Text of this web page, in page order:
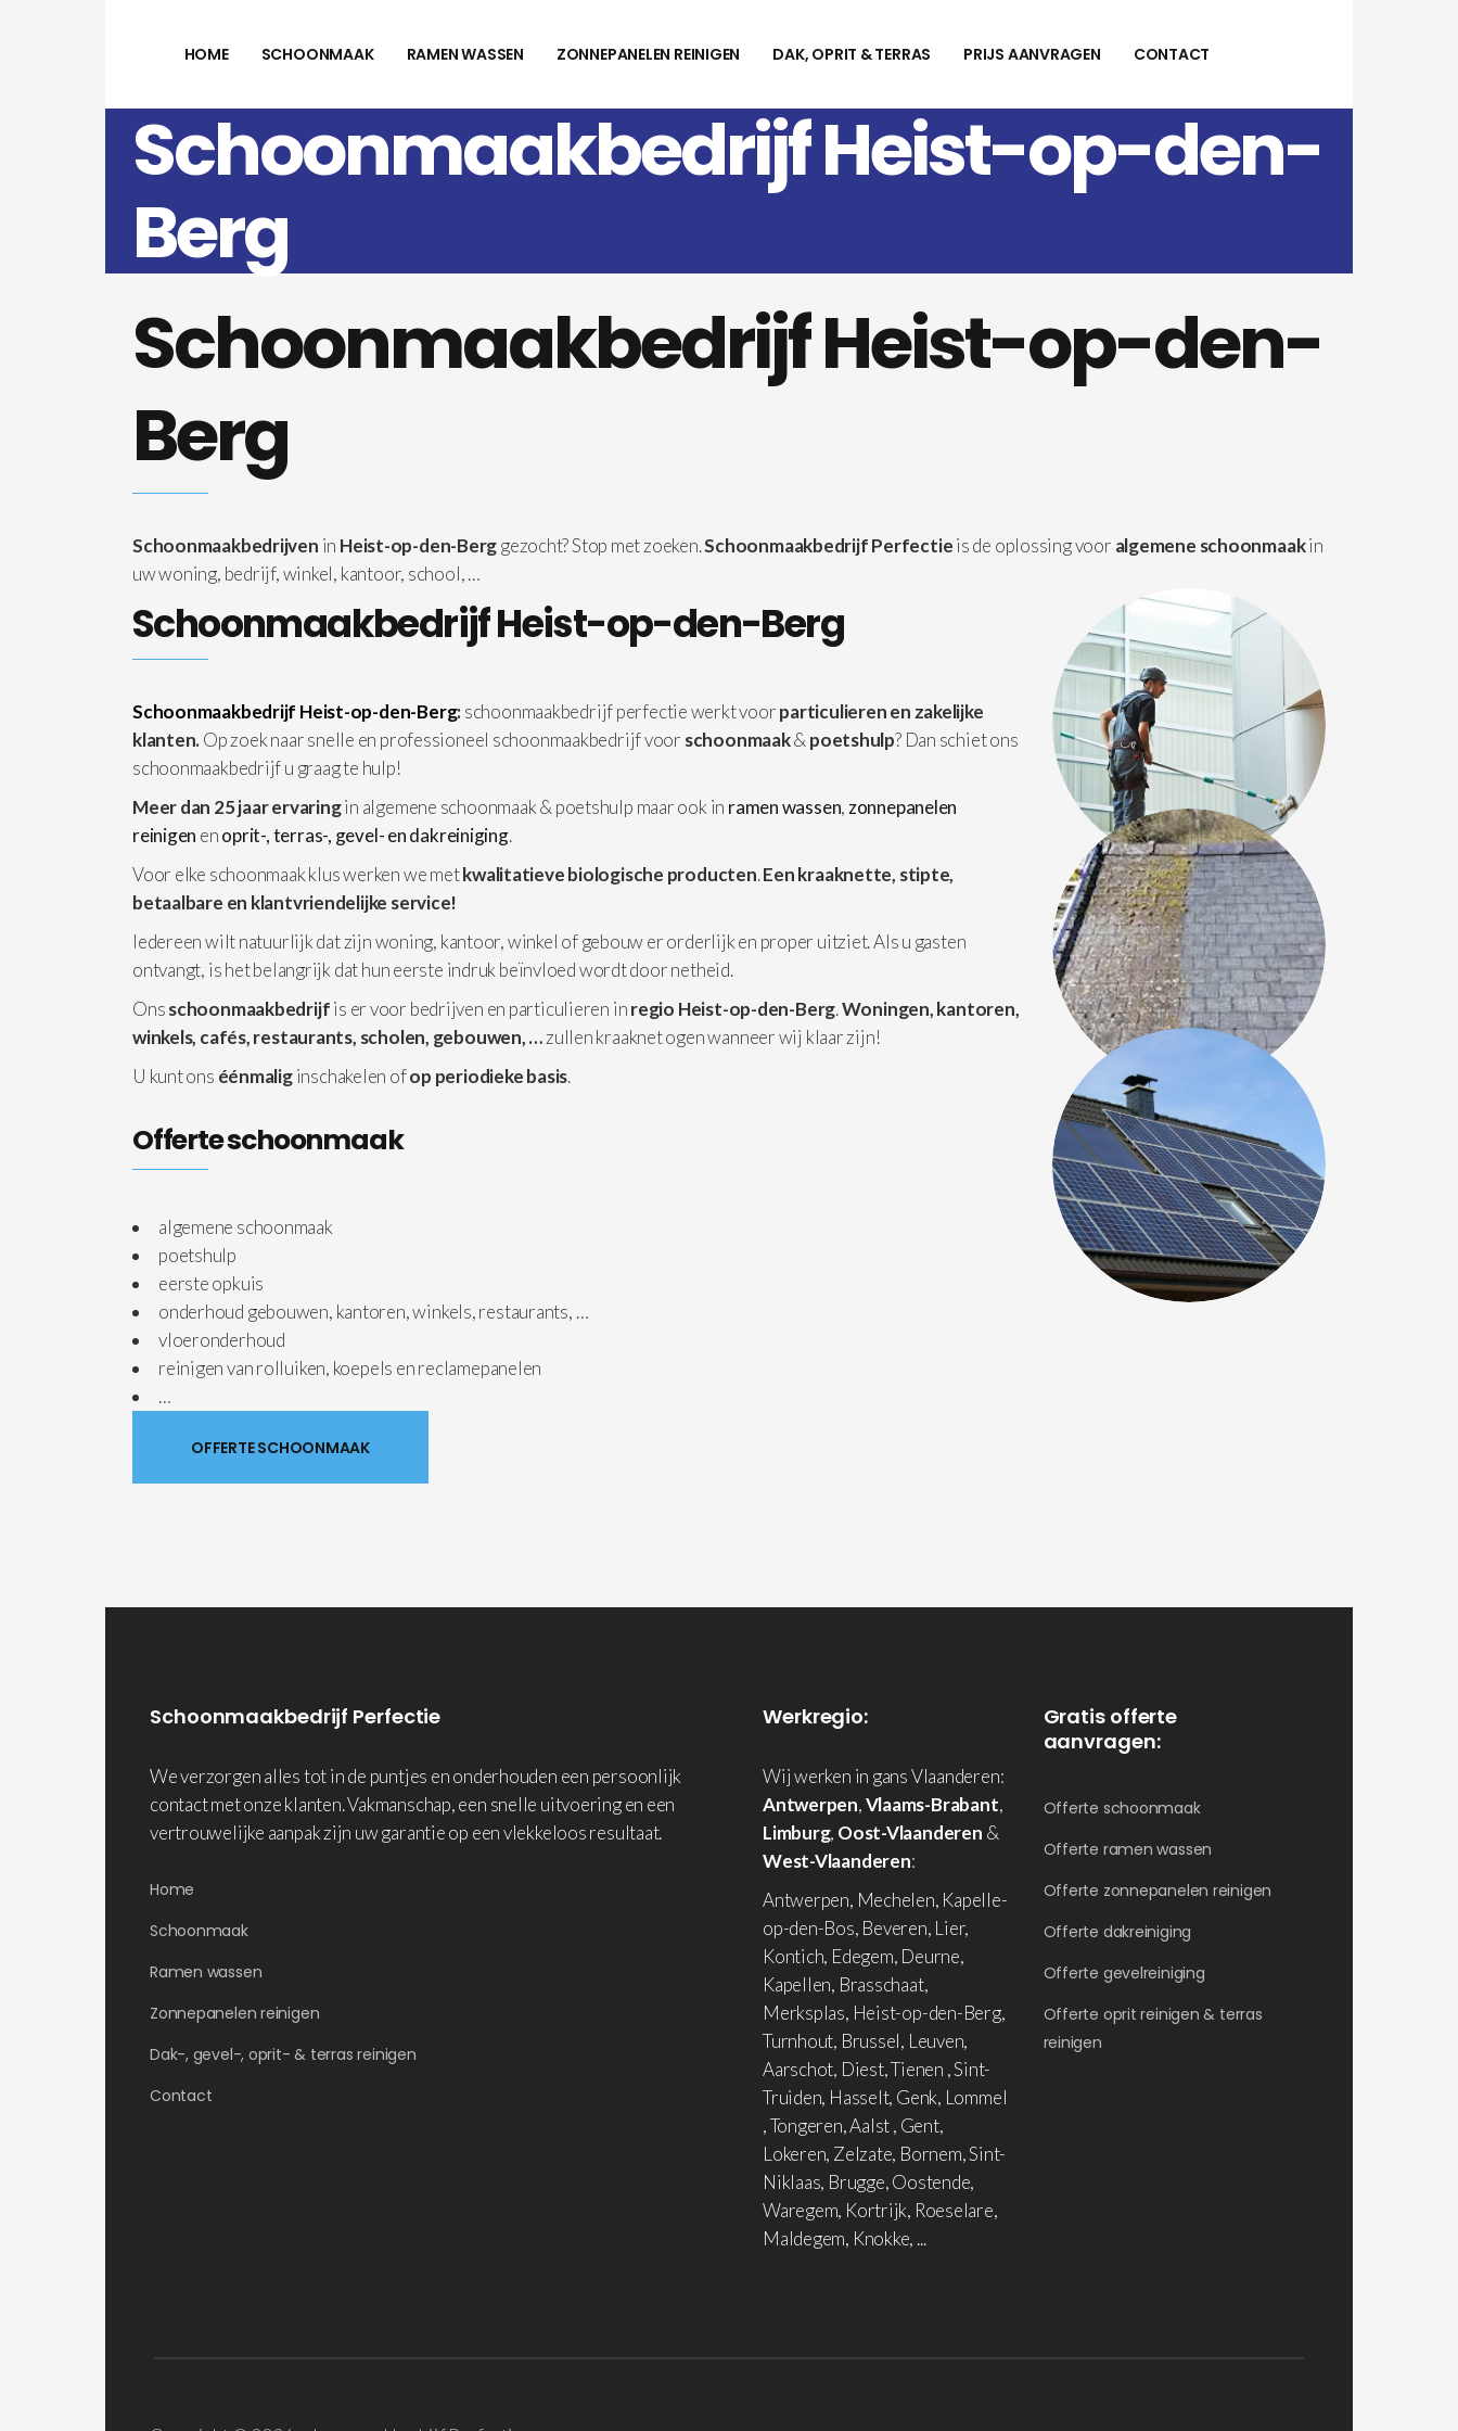
HOME SCHOONMAAK RAMEN WASSEN ZONNEPANELEN REINIGEN DAK, OPRIT & TERRAS PRIJS AANVRAGEN CONTACT
Schoonmaakbedrijf Heist-op-den-
Berg
Schoonmaakbedrijf Heist-op-den-
Berg
Schoonmaakbedrijven in Heist-op-den-Berggezocht? Stop met zoeken.Schoonmaakbedrijf Perfectieis de oplossing voor algemene schoonmaakin
uw woning, bedrijf, winkel, kantoor, school, …
Schoonmaakbedrijf Heist-op-den-Berg
Schoonmaakbedrijf Heist-op-den-Berg:schoonmaakbedrijf perfectie werkt voorparticulieren en zakelijke
klanten.Op zoek naar snelle en professioneel schoonmaakbedrijf voor schoonmaak& poetshulp? Dan schiet ons
schoonmaakbedrijf u graag te hulp!
Meer dan 25 jaar ervaringin algemene schoonmaak & poetshulp maar ook in ramen wassen, zonnepanelen
reinigen enoprit-, terras-, gevel- en dakreiniging.
Voor elke schoonmaak klus werken we metkwalitatieve biologische producten.Een kraaknette, stipte,
betaalbare en klantvriendelijke service!
Iedereen wilt natuurlijk dat zijn woning, kantoor, winkel of gebouw er orderlijk en proper uitziet. Als u gasten
ontvangt, is het belangrijk dat hun eerste indruk beïnvloed wordt door netheid.
Onsschoonmaakbedrijfis er voor bedrijven en particulieren inregio Heist-op-den-Berg.Woningen,kantoren,
winkels, cafés, restaurants, scholen, gebouwen, …zullen kraaknet ogen wanneer wij klaar zijn!
U kunt ons éénmaliginschakelen ofop periodieke basis.
Offerte schoonmaak
algemene schoonmaak
poetshulp
eerste opkuis
onderhoud gebouwen, kantoren, winkels, restaurants, …
vloeronderhoud
reinigen van rolluiken, koepels en reclamepanelen
…
OFFERTE SCHOONMAAK
Schoonmaakbedrijf Perfectie
We verzorgen alles tot in de puntjes en onderhouden een persoonlijk
contact met onze klanten. Vakmanschap, een snelle uitvoering en een
vertrouwelijke aanpak zijn uw garantie op een vlekkeloos resultaat.
Home
Schoonmaak
Ramen wassen
Zonnepanelen reinigen
Dak-, gevel-, oprit- & terras reinigen
Contact
Werkregio:
Wij werken in gans Vlaanderen:
Antwerpen,Vlaams-Brabant,
Limburg, Oost-Vlaanderen &
West-Vlaanderen:
Antwerpen, Mechelen, Kapelle-
op-den-Bos, Beveren, Lier,
Kontich, Edegem, Deurne,
Kapellen, Brasschaat,
Merksplas, Heist-op-den-Berg,
Turnhout, Brussel, Leuven,
Aarschot, Diest, Tienen , Sint-
Truiden, Hasselt, Genk, Lommel
, Tongeren, Aalst , Gent,
Lokeren, Zelzate, Bornem, Sint-
Niklaas, Brugge, Oostende,
Waregem, Kortrijk, Roeselare,
Maldegem, Knokke, ...
Gratis offerte
aanvragen:
Offerte schoonmaak
Offerte ramen wassen
Offerte zonnepanelen reinigen
Offerte dakreiniging
Offerte gevelreiniging
Offerte oprit reinigen & terras
reinigen